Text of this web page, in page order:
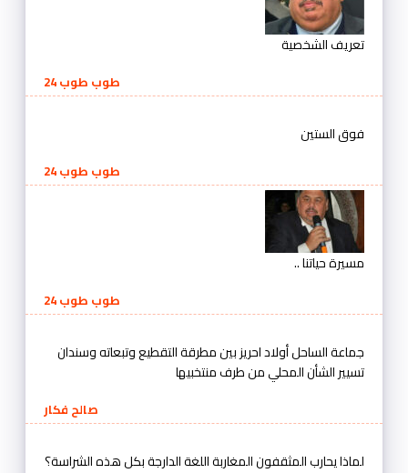
تعريف الشخصية
طوب طوب 24
فوق الستين
طوب طوب 24
مسيرة حياتنا ..
طوب طوب 24
جماعة الساحل أولاد احريز بين مطرقة التقطيع وتبعاته وسندان
تسيير الشأن المحلي من طرف منتخبيها
صالح فكار
لماذا يحارب المثقفون المغاربة اللغة الدارجة بكل هذه الشراسة؟